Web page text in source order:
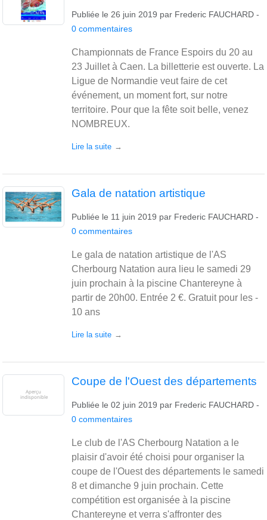
Publiée le 26 juin 2019 par Frederic FAUCHARD -
0 commentaires
Championnats de France Espoirs du 20 au
23 Juillet à Caen. La billetterie est ouverte. La
Ligue de Normandie veut faire de cet
événement, un moment fort, sur notre
territoire. Pour que la fête soit belle, venez
NOMBREUX.
Lire la suite
Gala de natation artistique
Publiée le 11 juin 2019 par Frederic FAUCHARD -
0 commentaires
Le gala de natation artistique de l'AS
Cherbourg Natation aura lieu le samedi 29
juin prochain à la piscine Chantereyne à
partir de 20h00. Entrée 2 €. Gratuit pour les -
10 ans
Lire la suite
Coupe de l'Ouest des départements
Publiée le 02 juin 2019 par Frederic FAUCHARD -
0 commentaires
Le club de l'AS Cherbourg Natation a le
plaisir d'avoir été choisi pour organiser la
coupe de l'Ouest des départements le samedi
8 et dimanche 9 juin prochain. Cette
compétition est organisée à la piscine
Chantereyne et verra s'affronter des